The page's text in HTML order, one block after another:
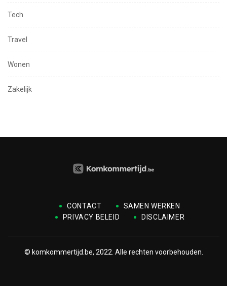
Tech
Travel
Wonen
Zakelijk
CONTACT
SAMEN WERKEN
PRIVACY BELEID
DISCLAIMER
© komkommertijd.be, 2022. Alle rechten voorbehouden.